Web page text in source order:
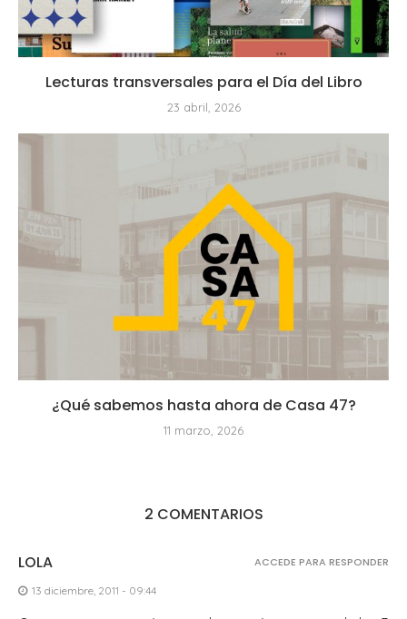
Lecturas transversales para el Día del Libro
23 abril, 2026
¿Qué sabemos hasta ahora de Casa 47?
11 marzo, 2026
2 COMENTARIOS
LOLA
13 diciembre, 2011 - 09:44
ACCEDE PARA RESPONDER